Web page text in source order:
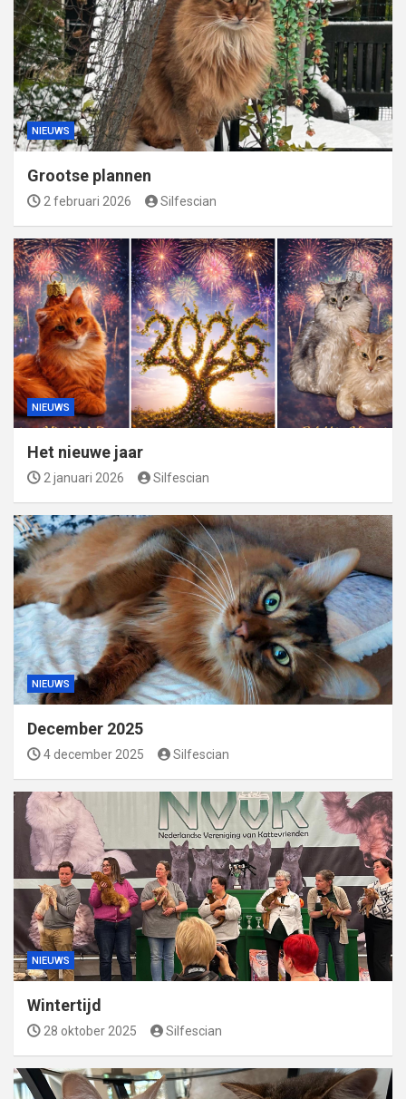
NIEUWS
Grootse plannen
2 februari 2026 Silfescian
NIEUWS
Het nieuwe jaar
2 januari 2026 Silfescian
NIEUWS
December 2025
4 december 2025 Silfescian
NIEUWS
Wintertijd
28 oktober 2025 Silfescian